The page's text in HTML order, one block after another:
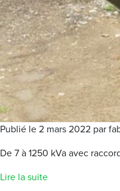
Publié le 2 mars 2022 par
De 7 à 1250 kVa avec
Lire la suite